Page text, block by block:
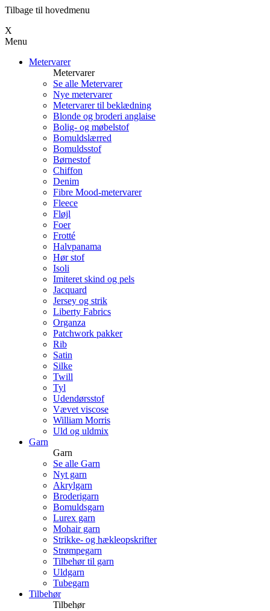
Tilbage til hovedmenu
Х
Menu
Metervarer
Metervarer
Se alle Metervarer
Nye metervarer
Metervarer til beklædning
Blonde og broderi anglaise
Bolig- og møbelstof
Bomuldslærred
Bomuldsstof
Børnestof
Chiffon
Denim
Fibre Mood-metervarer
Fleece
Fløjl
Foer
Frotté
Halvpanama
Hør stof
Isoli
Imiteret skind og pels
Jacquard
Jersey og strik
Liberty Fabrics
Organza
Patchwork pakker
Rib
Satin
Silke
Twill
Tyl
Udendørsstof
Vævet viscose
William Morris
Uld og uldmix
Garn
Garn
Se alle Garn
Nyt garn
Akrylgarn
Broderigarn
Bomuldsgarn
Lurex garn
Mohair garn
Strikke- og hækleopskrifter
Strømpegarn
Tilbehør til garn
Uldgarn
Tubegarn
Tilbehør
Tilbehør